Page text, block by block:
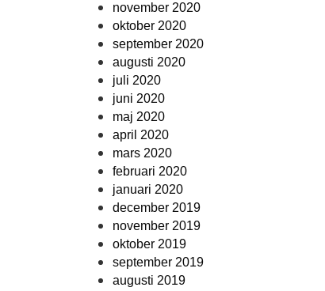
november 2020
oktober 2020
september 2020
augusti 2020
juli 2020
juni 2020
maj 2020
april 2020
mars 2020
februari 2020
januari 2020
december 2019
november 2019
oktober 2019
september 2019
augusti 2019